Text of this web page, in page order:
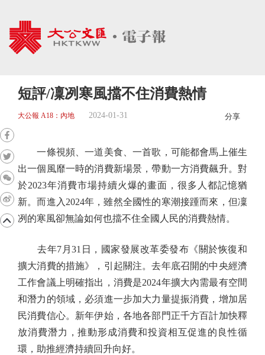
短評/凜冽寒風擋不住消費熱情
大公報 A18：內地 2024-01-31 分享
一條視頻、一道美食、一首歌，可能都會馬上催生
出一個風靡一時的消費新場景，帶動一方消費飆升。對
於2023年消費市場持續火爆的畫面，很多人都記憶猶
新。而進入2024年，雖然全國性的寒潮接踵而來，但凜
冽的寒風卻無論如何也擋不住全國人民的消費熱情。
去年7月31日，國家發展改革委發布《關於恢復和
擴大消費的措施》，引起關注。去年底召開的中央經濟
工作會議上明確指出，消費是2024年擴大內需最有空間
和潛力的領域，必須進一步加大力量提振消費，增加居
民消費信心。新年伊始，各地各部門正千方百計加快釋
放消費潛力，推動形成消費和投資相互促進的良性循
環，助推經濟持續回升向好。